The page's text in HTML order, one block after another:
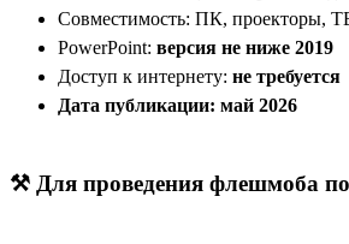
Совместимость: ПК, проекторы,
PowerPoint: версия не ниже 2019
Доступ к интернету: не требуется
Дата публикации: май 2026
⚒️ Для проведения флешмоба